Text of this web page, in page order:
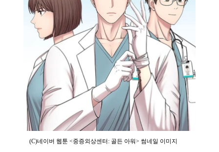
(C)네이버 웹툰 <중증외상센터: 골든 아워> 썸네일 이미지